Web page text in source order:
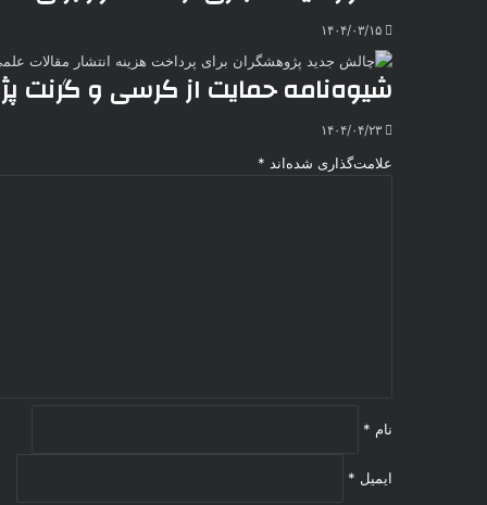
۱۴۰۴/۰۳/۱۵
شیوه‌نامه حمایت از کرسی و گرنت
۱۴۰۴/۰۴/۲۳
علامت‌گذاری شده‌اند *
نام *
ایمیل *